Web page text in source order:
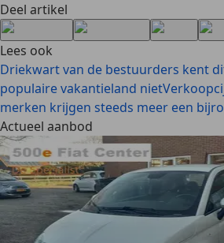
Deel artikel
Lees ook
Driekwart van de bestuurders kent
populaire vakantieland niet
merken krijgen steeds meer een
Actueel aanbod